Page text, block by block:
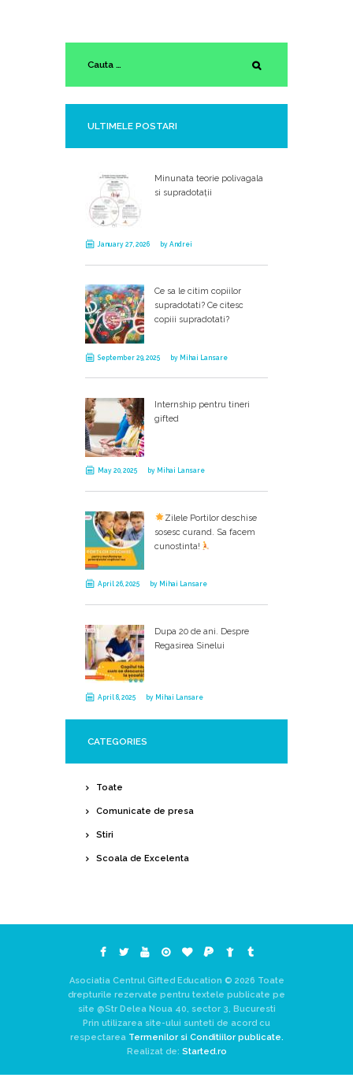
ULTIMELE POSTARI
Minunata teorie polivagala
si supradotații
January 27, 2026 byAndrei
Ce sa le citim copiilor
supradotati? Ce citesc
copiii supradotati?
September 29, 2025 by Mihai Lansare
Internship pentru tineri
gifted
May 20, 2025 by Mihai Lansare
Zilele Portilor deschise
sosesc curand. Sa facem
cunostinta!
April 26, 2025 by Mihai Lansare
Dupa 20 de ani. Despre
Regasirea Sinelui
April 8, 2025 by Mihai Lansare
CATEGORIES
Toate
Comunicate de presa
Stiri
Scoala de Excelenta
Asociatia Centrul Gifted Education © 2026 Toate
drepturile rezervate pentru textele publicate pe
site @Str Delea Noua 40, sector 3, Bucuresti
Prin utilizarea site-ului sunteti de acord cu
respectarea Termenilor si Conditiilor publicate.
Realizat de: Started.ro